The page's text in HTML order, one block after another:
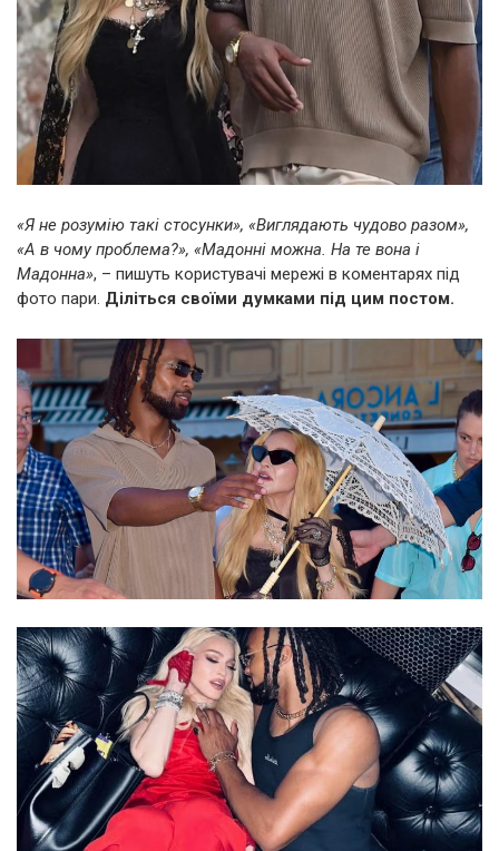
«Я не розумію такі стосунки», «Виглядають чудово разом»,
«А в чому проблема?», «Мадонні можна. На те вона і
Мадонна», – пишуть користувачі мережі в коментарях під
фото пари. Діліться своїми думками під цим постом.